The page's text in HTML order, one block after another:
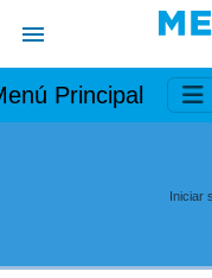
Principal
Iniciar